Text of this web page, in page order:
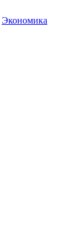
Экономика